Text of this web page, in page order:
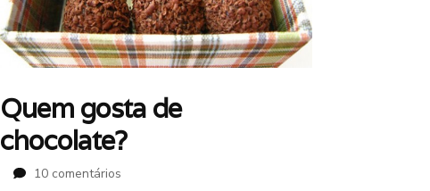
Quem gosta de
chocolate?
10 comentáriosem